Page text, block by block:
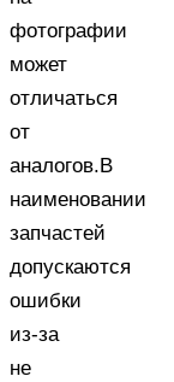
фотографии
может
отличаться
от
аналогов.В
наименовании
запчастей
допускаются
ошибки
из-за
не